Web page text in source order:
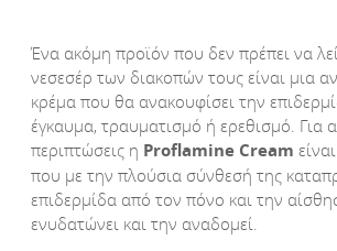
Ένα ακόμη προϊόν που δεν πρέπει να
νεσεσέρ των διακοπών τους είναι μια
κρέμα που θα ανακουφίσει την
έγκαυμα, τραυματισμό ή ερεθισμό. Για
περιπτώσεις η Proflamine Cream
που με την πλούσια σύνθεσή της
επιδερμίδα από τον πόνο και την
ενυδατώνει και την αναδομεί.